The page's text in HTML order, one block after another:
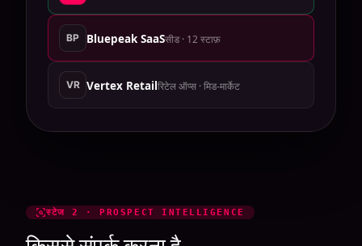
BP Bluepeak SaaSसीड · 12 स्टाफ़
VR Vertex Retailरिटेल ऑप्स · मिड-मार्केट
स्टेज 2 · PROSPECT INTELLIGENCE